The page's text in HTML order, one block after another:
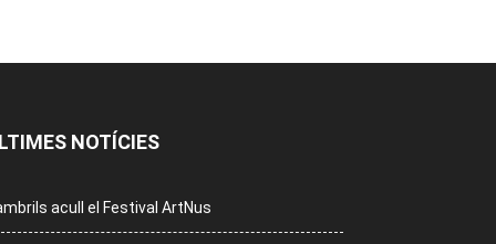
NOTÍCIES
acull el Festival ArtNus